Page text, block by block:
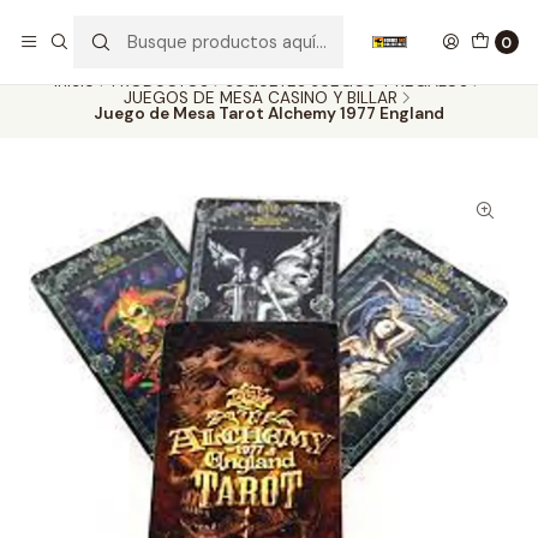
0
Inicio PRODUCTOS
JUGUETES JUEGOS Y REGALOS
JUEGOS DE MESA CASINO Y BILLAR
Juego de Mesa Tarot Alchemy 1977 England